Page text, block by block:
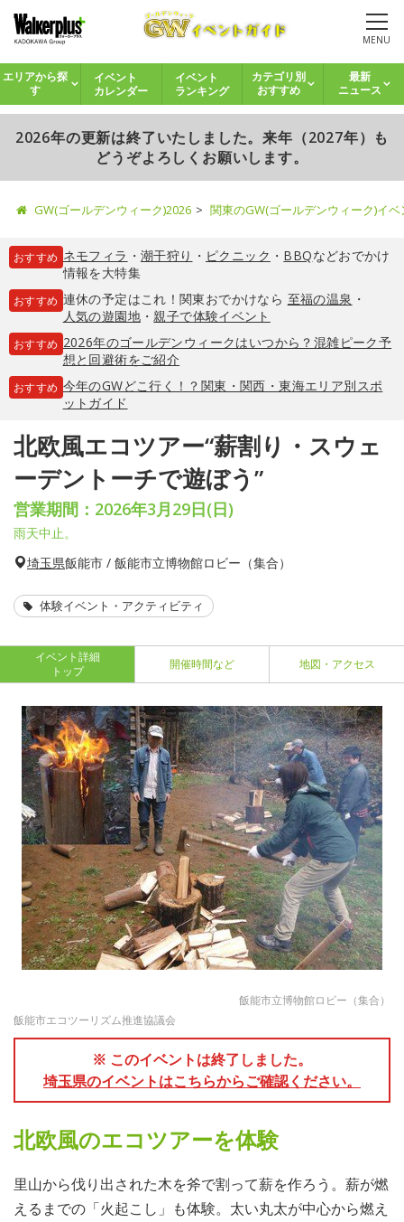
MENU
エリアから探
す
イベント
カレンダー
イベント
ランキング
カテゴリ別
おすすめ
最新
ニュース
2026年の更新は終了いたしました。来年（2027年）も
どうぞよろしくお願いします。
GW(ゴールデンウィーク)2026 関東のGW(ゴールデンウィーク)イ
おすすめ ネモフィラ ・ 潮干狩り ・ ピクニック ・ BBQなどおでかけ
情報を大特集
おすすめ 連休の予定はこれ！関東おでかけなら 至福の温泉 ・
人気の遊園地・親子で体験イベント
おすすめ 2026年のゴールデンウィークはいつから？混雑ピーク予
想と回避術をご紹介
おすすめ 今年のGWどこ行く！？関東・関西・東海エリア別スポ
ットガイド
北欧風エコツアー“薪割り・スウェ
ーデントーチで遊ぼう”
営業期間：2026年3月29日(日)
雨天中止。
埼玉県飯能市 / 飯能市立博物館ロビー（集合）
体験イベント・アクティビティ
イベント詳細
トップ
開催時間など 地図・アクセス
飯能市立博物館ロビー（集合）
飯能市エコツーリズム推進協議会
※ このイベントは終了しました。
埼玉県のイベントはこちらからご確認ください。
北欧風のエコツアーを体験
里山から伐り出された木を斧で割って薪を作ろう。薪が燃
えるまでの「火起こし」も体験。太い丸太が中心から燃え